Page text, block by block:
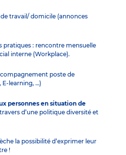
de travail/ domicile (annonces
pratiques : rencontre mensuelle
interne (Workplace).
poste de
E-learning, …)
personnes en situation de
d’une politique diversité et
la possibilité d’exprimer leur
!